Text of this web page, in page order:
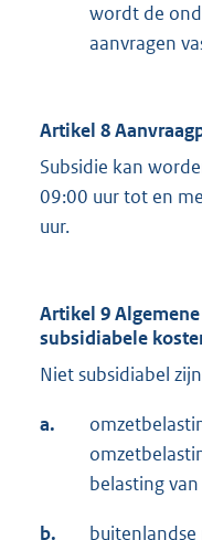
wordt de
aanvragen
Artikel 8
Subsidie kan
09:00 uur tot en
uur.
Artikel 9
subsidiabele
Niet subsidiabel
a.
belasting
b.